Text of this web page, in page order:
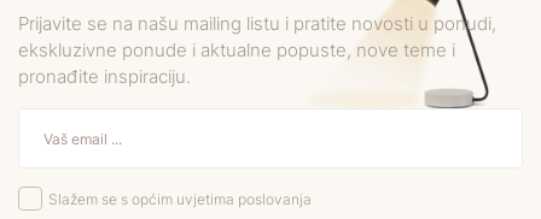
Prijavite se na našu mailing listu i pratite novosti u ponudi,
ekskluzivne ponude i aktualne popuste, nove teme i
pronađite inspiraciju.
Slažem se s općim uvjetima poslovanja